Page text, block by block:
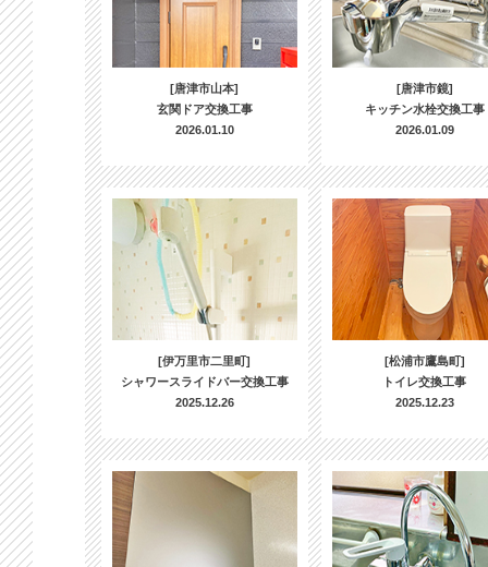
[唐津市山本]
玄関ドア交換工事
2026.01.10
[唐津市鏡]
キッチン水栓交換工事
2026.01.09
[伊万里市二里町]
シャワースライドバー交換工事
2025.12.26
[松浦市鷹島町]
トイレ交換工事
2025.12.23